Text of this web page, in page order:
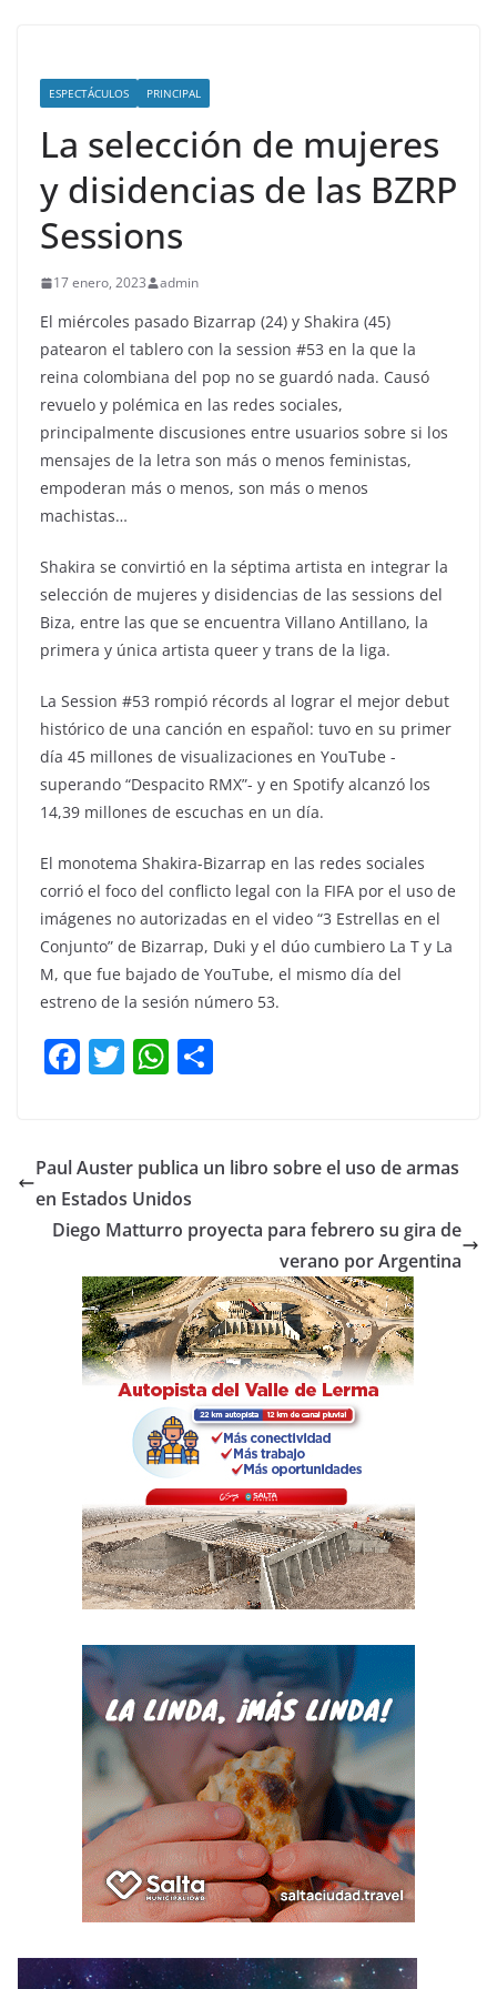
ESPECTÁCULOS PRINCIPAL
La selección de mujeres
y disidencias de las BZRP
Sessions
17 enero, 2023 admin
El miércoles pasado Bizarrap (24) y Shakira (45)
patearon el tablero con la session #53 en la que la
reina colombiana del pop no se guardó nada. Causó
revuelo y polémica en las redes sociales,
principalmente discusiones entre usuarios sobre si los
mensajes de la letra son más o menos feministas,
empoderan más o menos, son más o menos
machistas…
Shakira se convirtió en la séptima artista en integrar la
selección de mujeres y disidencias de las sessions del
Biza, entre las que se encuentra Villano Antillano, la
primera y única artista queer y trans de la liga.
La Session #53 rompió récords al lograr el mejor debut
histórico de una canción en español: tuvo en su primer
día 45 millones de visualizaciones en YouTube -
superando “Despacito RMX”- y en Spotify alcanzó los
14,39 millones de escuchas en un día.
El monotema Shakira-Bizarrap en las redes sociales
corrió el foco del conflicto legal con la FIFA por el uso de
imágenes no autorizadas en el video “3 Estrellas en el
Conjunto” de Bizarrap, Duki y el dúo cumbiero La T y La
M, que fue bajado de YouTube, el mismo día del
estreno de la sesión número 53.
F
e
b
o
o
k
T
er
W
s
A
p
p
p
tir
Paul Auster publica un libro sobre el uso de armas
en Estados Unidos
Diego Matturro proyecta para febrero su gira de
verano por Argentina